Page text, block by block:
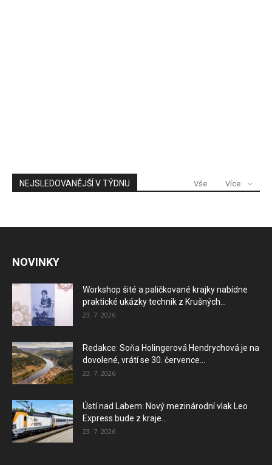
NEJSLEDOVANĚJŠÍ V TÝDNU Vše Více
NOVINKY
Workshop šité a paličkované krajky nabídne
praktické ukázky technik z Krušných...
23. 7. 2026
Redakce: Soňa Holingerová Hendrychová je na
dovolené, vrátí se 30. července...
23. 7. 2026
Ústí nad Labem: Nový mezinárodní vlak Leo
Express bude z kraje...
23. 7. 2026